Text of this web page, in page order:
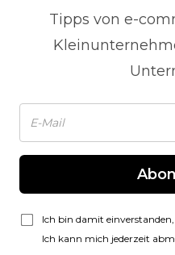
Tipps von e-
Ich bin damit
Ich kann mich jederzeit